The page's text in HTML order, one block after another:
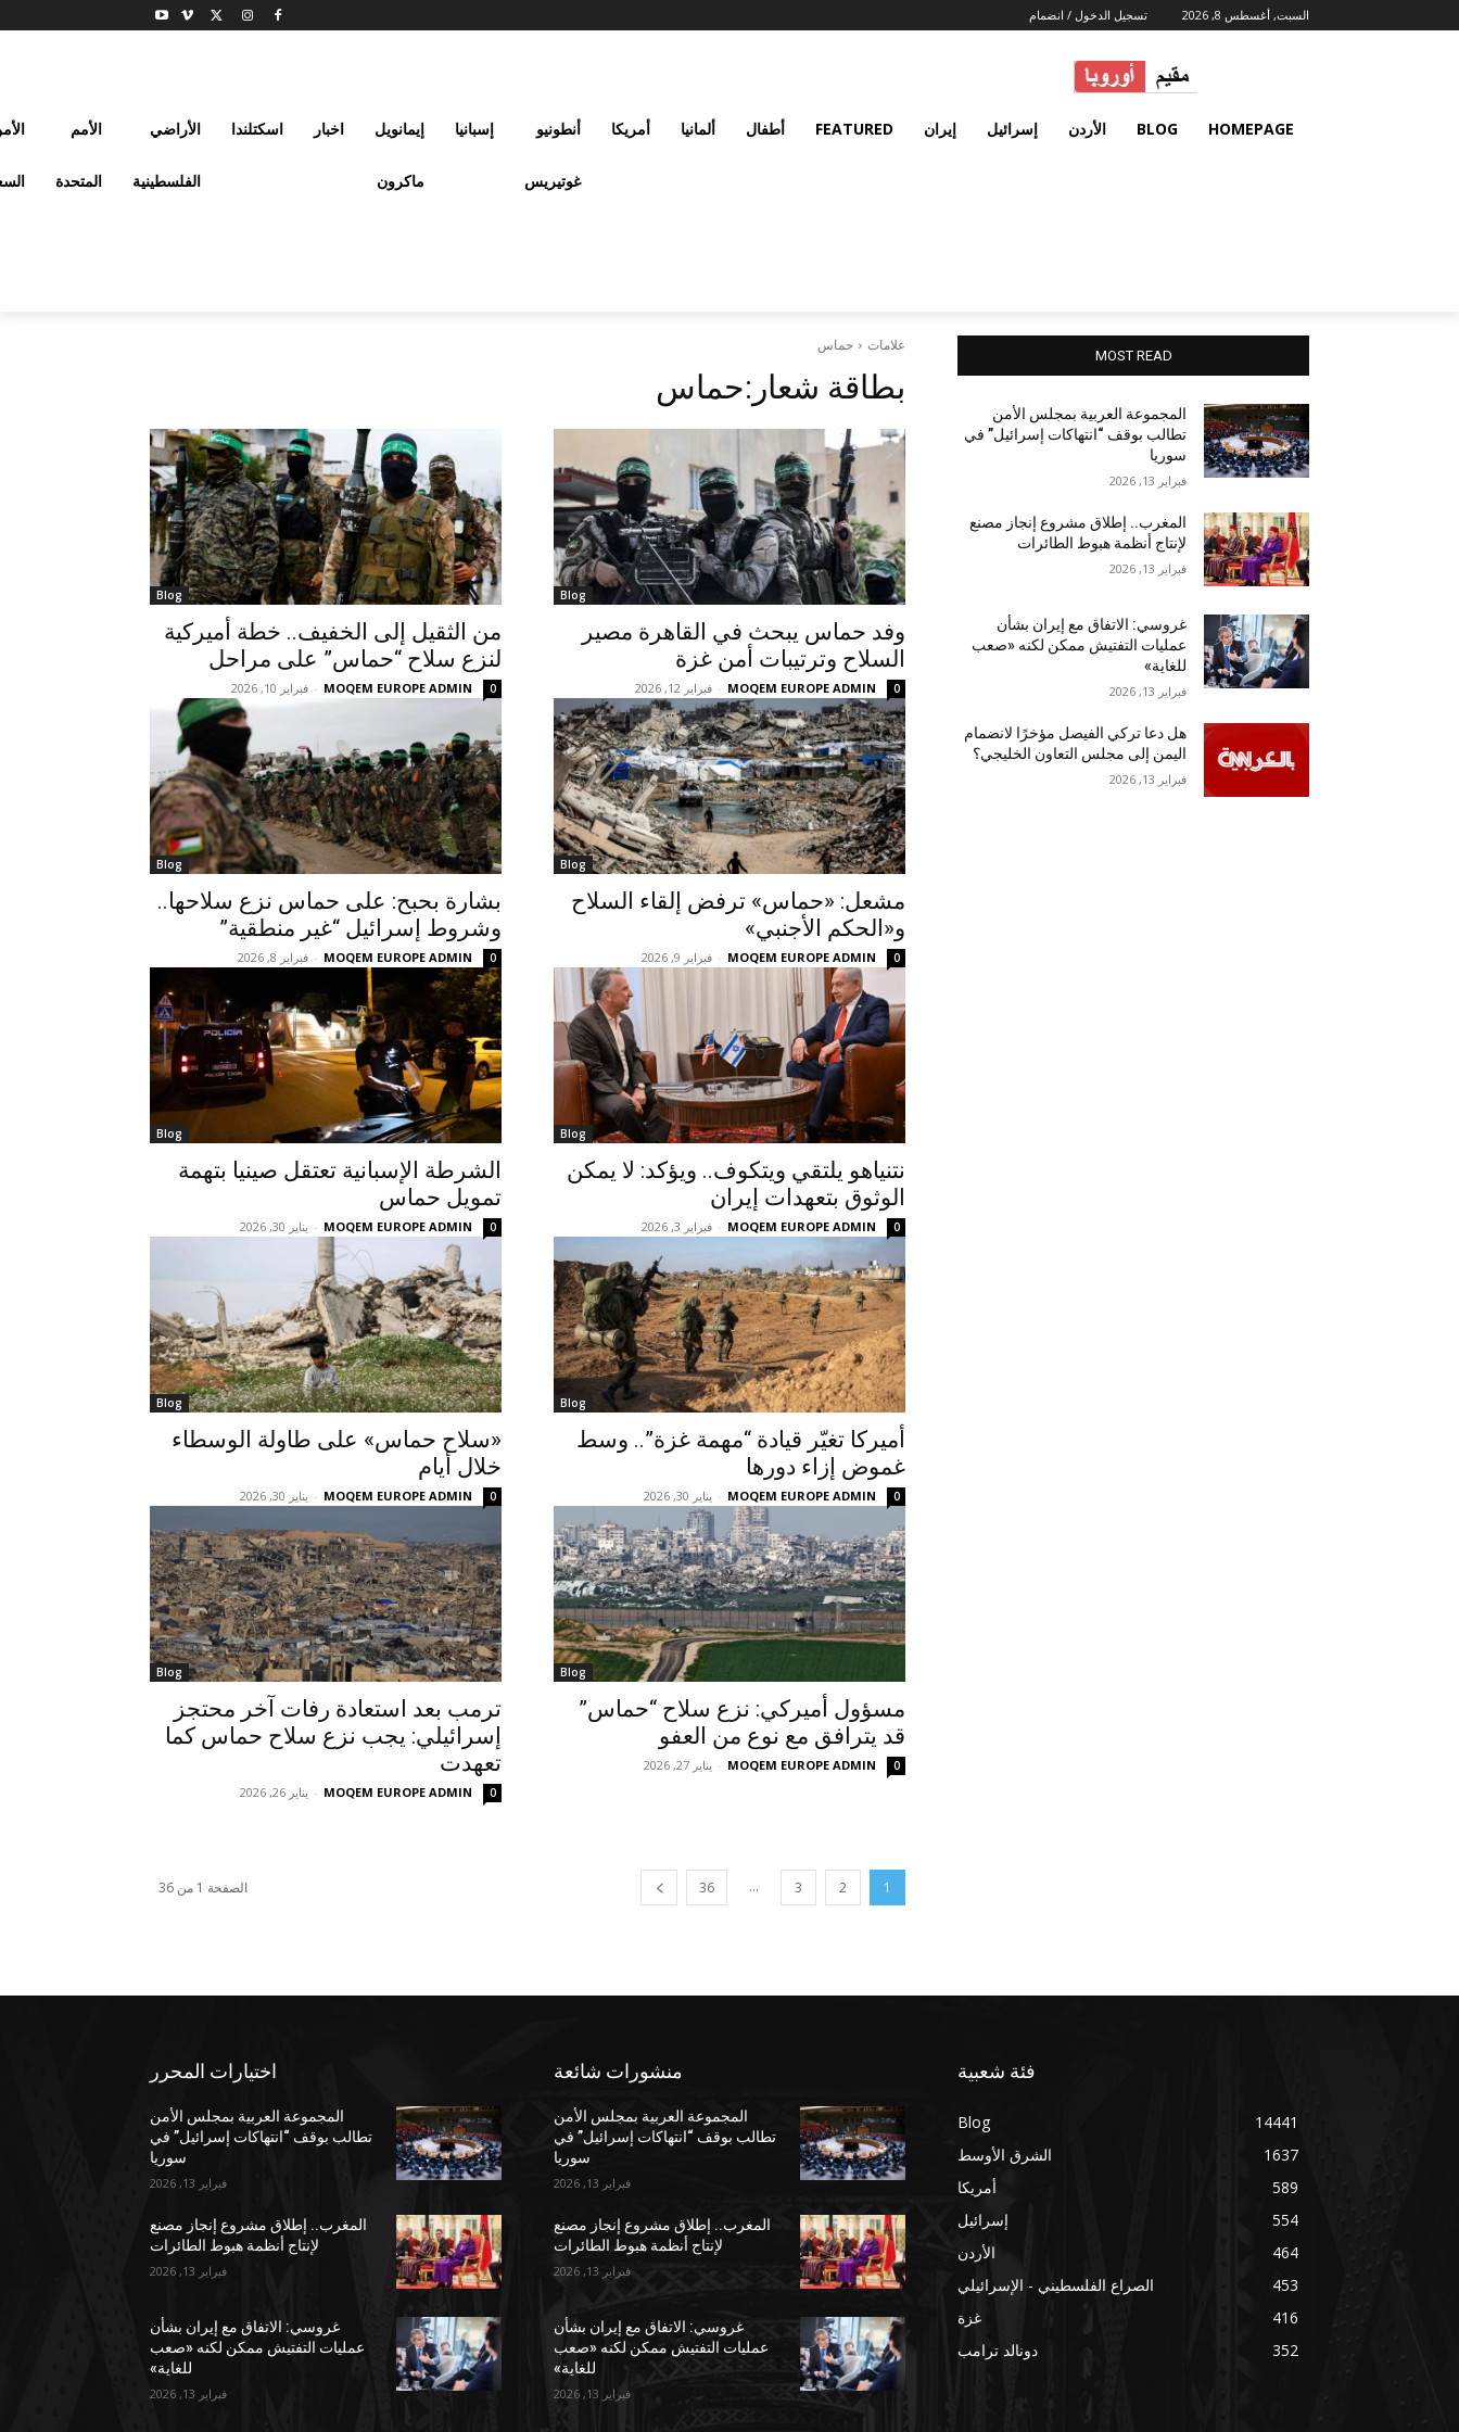
السبت, أغسطس 8, 2026 تسجيل الدخول / انضمام
HOMEPAGE
BLOG الأردن إسرائيل إيران FEATURED أطفال ألمانيا أمريكا أنطونيو
غوتيريس
إسبانيا إيمانويل
ماكرون
اخبار اسكتلندا الأراضي
الفلسطينية
الأمم
المتحدة
علامات حماس
بطاقة شعار:حماس
Blog
وفد حماس يبحث في القاهرة مصير
السلاح وترتيبات أمن غزة
MOQEM EUROPE ADMIN
- فبراير 12, 2026 0
Blog
من الثقيل إلى الخفيف.. خطة أميركية
لنزع سلاح “حماس” على مراحل
MOQEM EUROPE ADMIN
- فبراير 10, 2026 0
Blog
مشعل: «حماس» ترفض إلقاء السلاح
و«الحكم الأجنبي»
MOQEM EUROPE ADMIN
- فبراير 9, 2026 0
Blog
بشارة بحبح: على حماس نزع سلاحها..
وشروط إسرائيل “غير منطقية”
MOQEM EUROPE ADMIN
- فبراير 8, 2026 0
Blog
نتنياهو يلتقي ويتكوف.. ويؤكد: لا يمكن
الوثوق بتعهدات إيران
MOQEM EUROPE ADMIN
- فبراير 3, 2026 0
Blog
الشرطة الإسبانية تعتقل صينيا بتهمة
تمويل حماس
MOQEM EUROPE ADMIN
- يناير 30, 2026 0
Blog
أميركا تغيّر قيادة “مهمة غزة”.. وسط
غموض إزاء دورها
MOQEM EUROPE ADMIN
- يناير 30, 2026 0
Blog
«سلاح حماس» على طاولة الوسطاء
خلال أيام
MOQEM EUROPE ADMIN
- يناير 30, 2026 0
Blog
مسؤول أميركي: نزع سلاح “حماس”
قد يترافق مع نوع من العفو
MOQEM EUROPE ADMIN
- يناير 27, 2026 0
Blog
ترمب بعد استعادة رفات آخر محتجز
إسرائيلي: يجب نزع سلاح حماس كما
تعهدت
MOQEM EUROPE ADMIN
- يناير 26, 2026 0
1
2
3
...
36 الصفحة 1 من 36
MOST READ
المجموعة العربية بمجلس الأمن
تطالب بوقف “انتهاكات إسرائيل” في
سوريا
فبراير 13, 2026
المغرب.. إطلاق مشروع إنجاز مصنع
لإنتاج أنظمة هبوط الطائرات
فبراير 13, 2026
غروسي: الاتفاق مع إيران بشأن
عمليات التفتيش ممكن لكنه «صعب
للغاية»
فبراير 13, 2026
هل دعا تركي الفيصل مؤخرًا لانضمام
اليمن إلى مجلس التعاون الخليجي؟
فبراير 13, 2026
اختيارات المحرر
المجموعة العربية بمجلس الأمن
تطالب بوقف “انتهاكات إسرائيل” في
سوريا
فبراير 13, 2026
المغرب.. إطلاق مشروع إنجاز مصنع
لإنتاج أنظمة هبوط الطائرات
فبراير 13, 2026
غروسي: الاتفاق مع إيران بشأن
عمليات التفتيش ممكن لكنه «صعب
للغاية»
فبراير 13, 2026
منشورات شائعة
المجموعة العربية بمجلس الأمن
تطالب بوقف “انتهاكات إسرائيل” في
سوريا
فبراير 13, 2026
المغرب.. إطلاق مشروع إنجاز مصنع
لإنتاج أنظمة هبوط الطائرات
فبراير 13, 2026
غروسي: الاتفاق مع إيران بشأن
عمليات التفتيش ممكن لكنه «صعب
للغاية»
فبراير 13, 2026
فئة شعبية
Blog
14441
الشرق الأوسط
1637
أمريكا
589
إسرائيل
554
الأردن
464
الصراع الفلسطيني - الإسرائيلي
453
غزة
416
دونالد ترامب
352